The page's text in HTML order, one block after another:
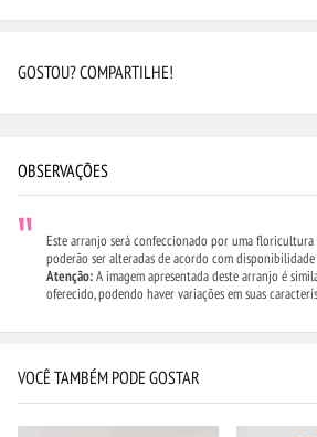
GOSTOU? COMPARTILHE!
OBSERVAÇÕES
Este arranjo será confeccionado por uma floricultura
poderão ser alteradas de acordo com disponibilidade
Atenção:A imagem apresentada deste arranjo é
oferecido, podendo haver variações em suas
VOCÊ TAMBÉM PODE GOSTAR